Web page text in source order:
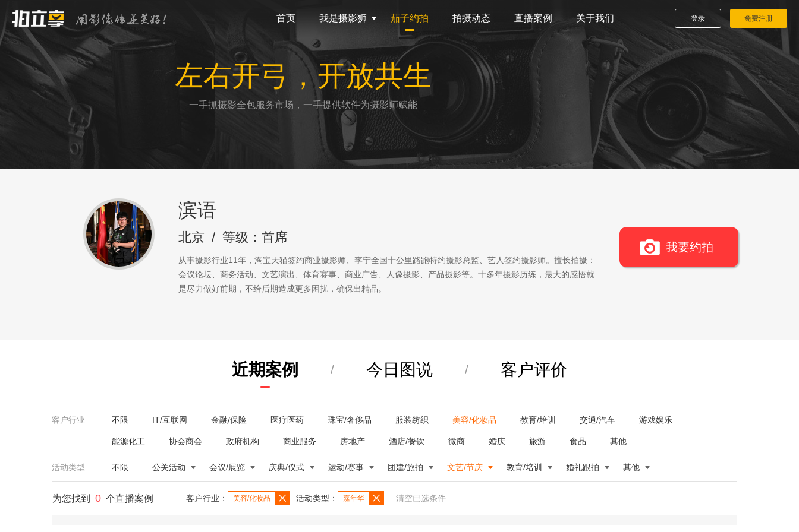
首页 我是摄影狮 茄子约拍 拍摄动态 直播案例 关于我们 登录 免费注册
左右开弓，开放共生
一手抓摄影全包服务市场，一手提供软件为摄影师赋能
滨语
北京 / 等级：首席
从事摄影行业11年，淘宝天猫签约商业摄影师、李宁全国十公里路跑特约摄影总监、艺人签约摄影师。擅长拍摄：
会议论坛、商务活动、文艺演出、体育赛事、商业广告、人像摄影、产品摄影等。十多年摄影历练，最大的感悟就
是尽力做好前期，不给后期造成更多困扰，确保出精品。
我要约拍
近期案例 / 今日图说 / 客户评价
客户行业 不限 IT/互联网 金融/保险 医疗医药 珠宝/奢侈品 服装纺织 美容/化妆品 教育/培训 交通/汽车 游戏娱乐
能源化工 协会商会 政府机构 商业服务 房地产 酒店/餐饮 微商 婚庆 旅游 食品 其他
活动类型 不限 公关活动 会议/展览 庆典/仪式 运动/赛事 团建/旅拍 文艺/节庆 教育/培训 婚礼跟拍 其他
为您找到 0 个直播案例 客户行业： 美容/化妆品 活动类型： 嘉年华 清空已选条件